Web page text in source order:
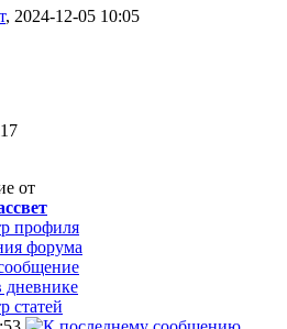
, 2024-12-05 10:05
от
профиля
форума
дневнике
статей